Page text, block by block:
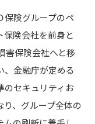
保険グループのペ
保険会社を前身と
害保険会社へと移
金融庁が定める
のセキュリティお
、グループ全体の